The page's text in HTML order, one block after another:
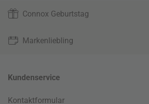
Connox Geburtstag
Markenliebling
Kundenservice
Kontaktformular